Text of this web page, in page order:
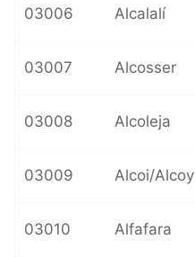
03006 Alcalalí
03007 Alcosser
03008 Alcoleja
03009 Alcoi/Alcoy
03010 Alfafara